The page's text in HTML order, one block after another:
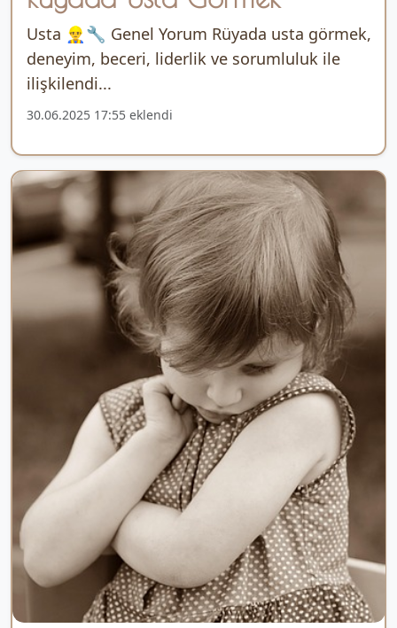
Usta 👷‍♂️🔧 Genel Yorum Rüyada usta görmek,
deneyim, beceri, liderlik ve sorumluluk ile
ilişkilendi...
30.06.2025 17:55 eklendi